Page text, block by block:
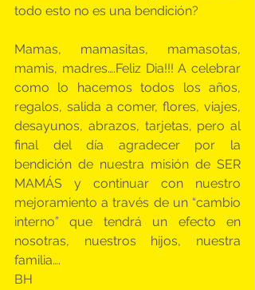
todo esto no es una bendición?
Mamas, mamasitas, mamasotas,
mamis, madres….Feliz Dia!!! A celebrar
como lo hacemos todos los años,
regalos, salida a comer, flores, viajes,
desayunos, abrazos, tarjetas, pero al
final del día agradecer por la
bendición de nuestra misión de SER
MAMÁS y continuar con nuestro
mejoramiento a través de un “cambio
interno” que tendrá un efecto en
nosotras, nuestros hijos, nuestra
familia….
BH